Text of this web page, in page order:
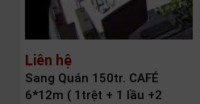
Liên hệ
Sang Quán 150tr. CAFÉ
6*12m ( 1trệt + 1 lầu +2